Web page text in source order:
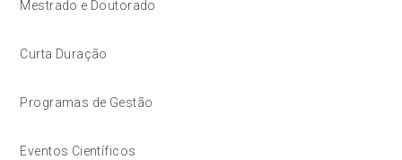
Mestrado e Doutorado
Curta Duração
Programas de Gestão
Eventos Científicos